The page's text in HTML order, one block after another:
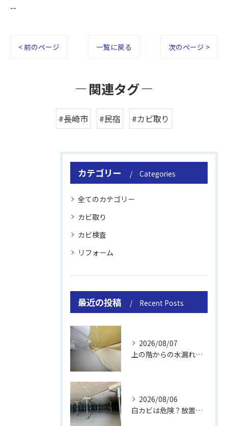
--
< 前のページ 一覧に戻る 次のページ >
関連タグ
#長崎市 #民宿 #カビ取り
カテゴリー Categories
全てのカテゴリー
カビ取り
カビ検査
リフォーム
最近の投稿 Recent Posts
2026/08/07
上の階からの水漏れでカビ｜対処法と業者
2026/08/06
白カビは危険？放置のリスクと取り方